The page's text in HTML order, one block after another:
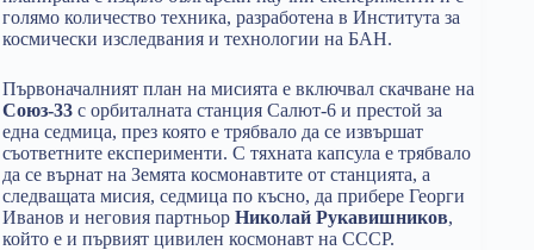
голямо количество техника, разработена в Института за
космически изследвания и технологии на БАН.
Първоначалният план на мисията е включвал скачване на
Союз-33 с орбиталната станция Салют-6 и престой за
една седмица, през която е трябвало да се извършат
съответните експерименти. С тяхната капсула е трябвало
да се върнат на Земята космонавтите от станцията, а
следващата мисия, седмица по късно, да прибере Георги
Иванов и неговия партньор Николай Рукавишников,
който е и първият цивилен космонавт на СССР.